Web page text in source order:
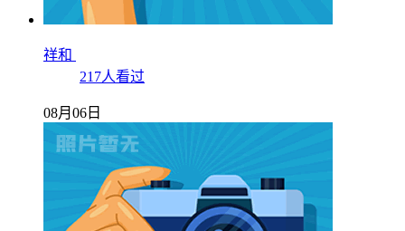
祥和
217人看过
08月06日